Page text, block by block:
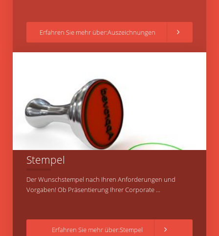
Erfahren Sie mehr über:Auszeichnungen
Stempel
Der Wunschstempel nach Ihren Anforderungen und
Vorgaben! Ob Präsentierung Ihrer Corporate ...
Erfahren Sie mehr über:Stempel